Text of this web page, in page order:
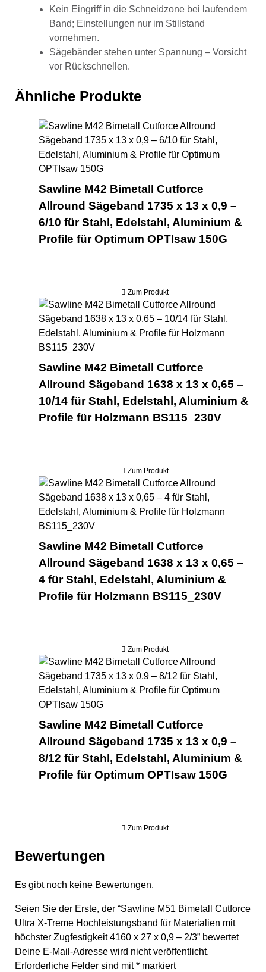
Kein Eingriff in die Schneidzone bei laufendem
Band; Einstellungen nur im Stillstand
vornehmen.
Sägebänder stehen unter Spannung – Vorsicht
vor Rückschnellen.
Ähnliche Produkte
Sawline M42 Bimetall Cutforce
Allround Sägeband 1735 x 13 x 0,9 –
6/10 für Stahl, Edelstahl, Aluminium &
Profile für Optimum OPTIsaw 150G
Zum Produkt
Sawline M42 Bimetall Cutforce
Allround Sägeband 1638 x 13 x 0,65 –
10/14 für Stahl, Edelstahl, Aluminium &
Profile für Holzmann BS115_230V
Zum Produkt
Sawline M42 Bimetall Cutforce
Allround Sägeband 1638 x 13 x 0,65 –
4 für Stahl, Edelstahl, Aluminium &
Profile für Holzmann BS115_230V
Zum Produkt
Sawline M42 Bimetall Cutforce
Allround Sägeband 1735 x 13 x 0,9 –
8/12 für Stahl, Edelstahl, Aluminium &
Profile für Optimum OPTIsaw 150G
Zum Produkt
Bewertungen
Es gibt noch keine Bewertungen.
Seien Sie der Erste, der “Sawline M51 Bimetall Cutforce
Ultra X-Treme Hochleistungsband für Materialien mit
höchster Zugfestigkeit 4160 x 27 x 0,9 – 2/3” bewertet
Deine E-Mail-Adresse wird nicht veröffentlicht.
Erforderliche Felder sind mit* markiert